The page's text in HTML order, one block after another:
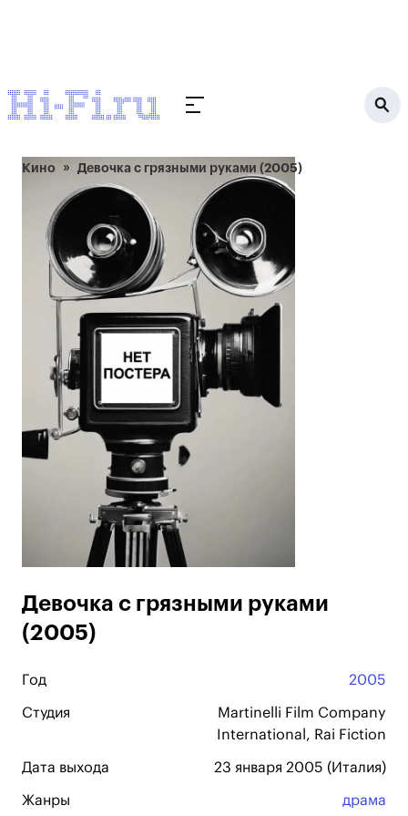
Кино Девочка с грязными руками (2005)
Девочка с грязными руками
(2005)
Год 2005
Студия
Martinelli Film Company
International, Rai Fiction
Дата выхода 23 января 2005 (Италия)
Жанры драма